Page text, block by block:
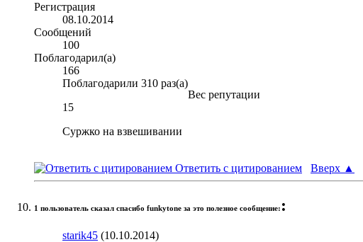
Регистрация
08.10.2014
Сообщений
100
Поблагодарил(а)
166
Поблагодарили 310 раз(а)
Вес репутации
15
Суржко на взвешивании
Ответить с цитированием Вверх ▲
1 пользователь сказал cпасибо funkytone за это полезное сообщение: :
starik45 (10.10.2014)